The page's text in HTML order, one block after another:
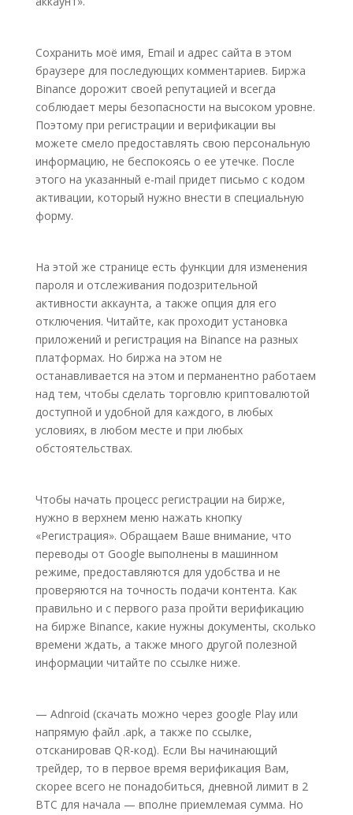
Сохранить моё имя, Email и адрес сайта в этом
браузере для последующих комментариев. Биржа
Binance дорожит своей репутацией и всегда
соблюдает меры безопасности на высоком уровне.
Поэтому при регистрации и верификации вы
можете смело предоставлять свою персональную
информацию, не беспокоясь о ее утечке. После
этого на указанный e-mail придет письмо с кодом
активации, который нужно внести в специальную
форму.
На этой же странице есть функции для изменения
пароля и отслеживания подозрительной
активности аккаунта, а также опция для его
отключения. Читайте, как проходит установка
приложений и регистрация на Binance на разных
платформах. Но биржа на этом не
останавливается на этом и перманентно работаем
над тем, чтобы сделать торговлю криптовалютой
доступной и удобной для каждого, в любых
условиях, в любом месте и при любых
обстоятельствах.
Чтобы начать процесс регистрации на бирже,
нужно в верхнем меню нажать кнопку
«Регистрация». Обращаем Ваше внимание, что
переводы от Google выполнены в машинном
режиме, предоставляются для удобства и не
проверяются на точность подачи контента. Как
правильно и с первого раза пройти верификацию
на бирже Binance, какие нужны документы, сколько
времени ждать, а также много другой полезной
информации читайте по ссылке ниже.
— Adnroid (скачать можно через google Play или
напрямую файл .apk, а также по ссылке,
отсканировав QR-код). Если Вы начинающий
трейдер, то в первое время верификация Вам,
скорее всего не понадобиться, дневной лимит в 2
BTC для начала — вполне приемлемая сумма. Но